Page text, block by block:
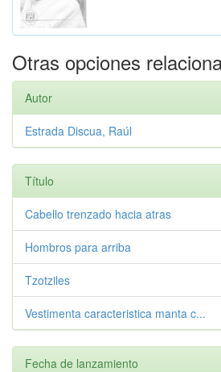
Otras opciones
Autor
Estrada Discua, Raúl
Título
Cabello trenzado hacia atras
Hombros para arriba
Tzotziles
Vestimenta caracteristica manta c...
Fecha de lanzamiento